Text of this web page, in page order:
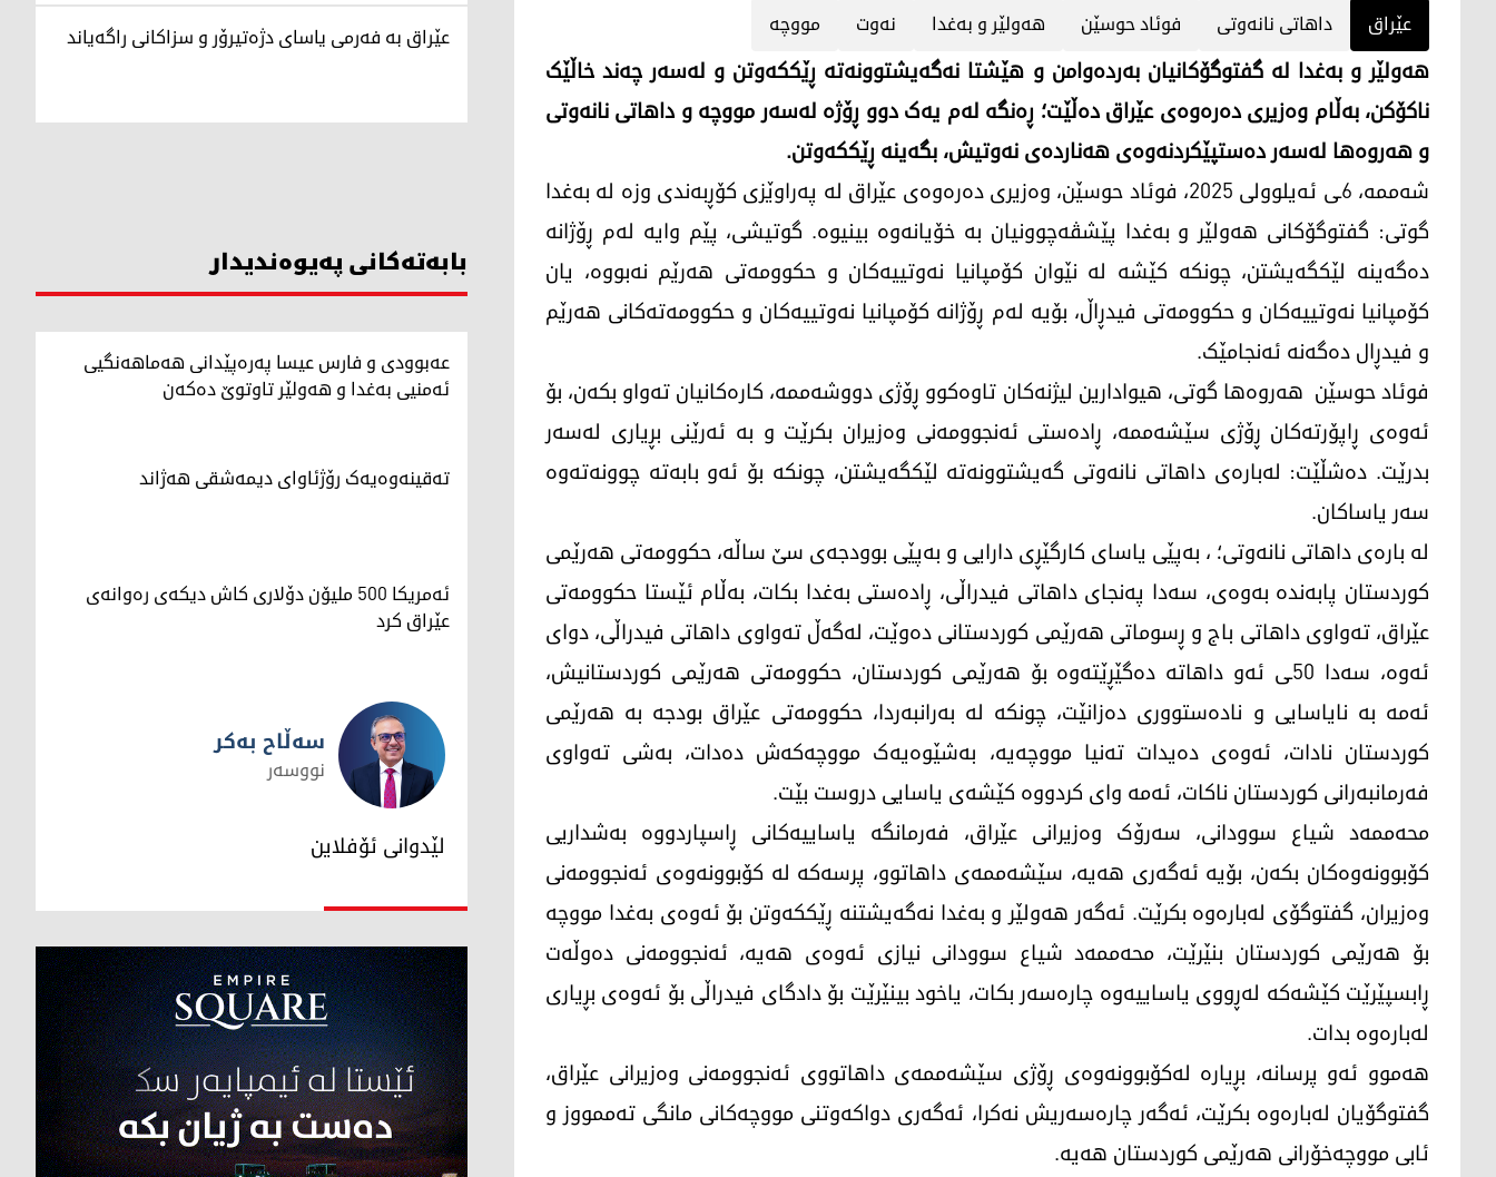
عێراق داهاتی نانەوتی فوئاد حوسێن هەولێر و بەغدا نەوت مووچە
هەولێر و بەغدا لە گفتوگۆکانیان بەردەوامن و هێشتا نەگەیشتوونەتە ڕێککەوتن و لەسەر چەند خاڵێک
ناکۆکن، بەڵام وەزیری دەرەوەی عێراق دەڵێت؛ ڕەنگه‌ لەم یەک دوو ڕۆژە لەسەر مووچە و داهاتی نانەوتی
و هه‌روەها لەسەر دەستپێکردنەوەی هەناردەی نەوتیش، بگەینە ڕێککەوتن.
شه‌ممه‌، 6ـی ئه‌یلوولی 2025، فوئاد حوسێن، وەزیری دەرەوەی عێراق لە پەراوێزی کۆڕبەندی وزە لە بەغدا
گوتی: گفتوگۆکانی هەولێر و بەغدا پێشڤەچوونیان بە خۆیانەوە بینیوە. گوتیشی، پێم وایە لەم ڕۆژانە
دەگەینە لێکگەیشتن، چونکە کێشە لە نێوان کۆمپانیا نەوتییەکان و حکوومەتی هەرێم نەبووە، یان
کۆمپانیا نەوتییەکان و حکوومەتی فیدڕاڵ، بۆیە لەم ڕۆژانە کۆمپانیا نەوتییەکان و حکوومەتەکانی هەرێم
و فیدڕال دەگەنە ئەنجامێک.
فوئاد حوسێن هه‌روه‌ها گوتی، هیوادارین لیژنەکان تاوەکوو ڕۆژی دووشەممە، کارەکانیان تەواو بکەن، بۆ
ئەوەی ڕاپۆرتەکان ڕۆژی سێشەممە، ڕادەستی ئەنجوومەنی وەزیران بکرێت و بە ئەرێنی بڕیاری لەسەر
بدرێت. دەشڵێت: لەبارەی داهاتی نانەوتی گەیشتوونەتە لێکگەیشتن، چونکە بۆ ئەو بابەتە چوونەتەوە
سەر یاساکان.
له‌ باره‌ی داهاتی نانەوتی؛ ، بەپێی یاسای کارگێڕی دارایی و بەپێی بوودجەی سێ ساڵە، حکوومەتی هەرێمی
کوردستان پابەندە بەوەی، سەدا پەنجای داهاتی فیدراڵی، ڕادەستی بەغدا بکات، بەڵام ئێستا حکوومەتی
عێراق، تەواوی داهاتی باج و ڕسوماتی هەرێمی کوردستانی دەوێت، لەگەڵ تەواوی داهاتی فیدراڵی، دوای
ئەوە، سەدا 50ـی ئەو داهاتە دەگێڕێتەوە بۆ هەرێمی کوردستان، حکوومەتی هەرێمی کوردستانیش،
ئەمە بە نایاسایی و نادەستووری دەزانێت، چونکە لە بەرانبەردا، حکوومەتی عێراق بودجە بە هەرێمی
کوردستان نادات، ئەوەی دەیدات تەنیا مووچەیە، بەشێوەیەک مووچەکەش دەدات، بەشی تەواوی
فەرمانبەرانی کوردستان ناکات، ئەمە وای کردووە کێشەی یاسایی دروست بێت.
محەممەد شیاع سوودانی، سەرۆک وەزیرانی عێراق، فەرمانگە یاساییەکانی ڕاسپاردووە بەشداریی
کۆبوونەوەکان بکەن، بۆیە ئەگەری هەیە، سێشەممەی داهاتوو، پرسەکە لە کۆبوونەوەی ئەنجوومەنی
وەزیران، گفتوگۆی لەبارەوە بکرێت. ئەگەر هەولێر و بەغدا نەگەیشتنە ڕێککەوتن بۆ ئەوەی بەغدا مووچە
بۆ هەرێمی کوردستان بنێرێت، محەممەد شیاع سوودانی نیازی ئەوەی هەیە، ئەنجوومەنی دەوڵەت
ڕابسپێرێت کێشەکە لەڕووی یاساییەوە چارەسەر بکات، یاخود بینێرێت بۆ دادگای فیدراڵی بۆ ئەوەی بڕیاری
لەبارەوە بدات.
هەموو ئەو پرسانە، بڕیارە لەکۆبوونەوەی ڕۆژی سێشەممەی داهاتووی ئەنجوومەنی وەزیرانی عێراق،
گفتوگۆیان لەبارەوە بکرێت، ئەگەر چارەسەریش نەکرا، ئەگەری دواکەوتنی مووچەکانی مانگی تەممووز و
ئابی مووچەخۆرانی هەرێمی کوردستان هەیە.
عێراق بە فەرمی یاسای دژەتیرۆر و سزاکانی راگەیاند
بابەتەکانی پەیوەندیدار
عەبوودی و فارس عیسا پەرەپێدانی هەماهەنگیی
ئەمنیی بەغدا و هەولێر تاوتوێ دەکەن
تەقینەوەیەک رۆژئاوای دیمەشقی هەژاند
ئەمریکا 500 ملیۆن دۆلاری کاش دیکەی رەوانەی
عێراق کرد
سەڵاح بەکر
سەڵاح بەکر
نووسەر
لێدوانی ئۆفلاین